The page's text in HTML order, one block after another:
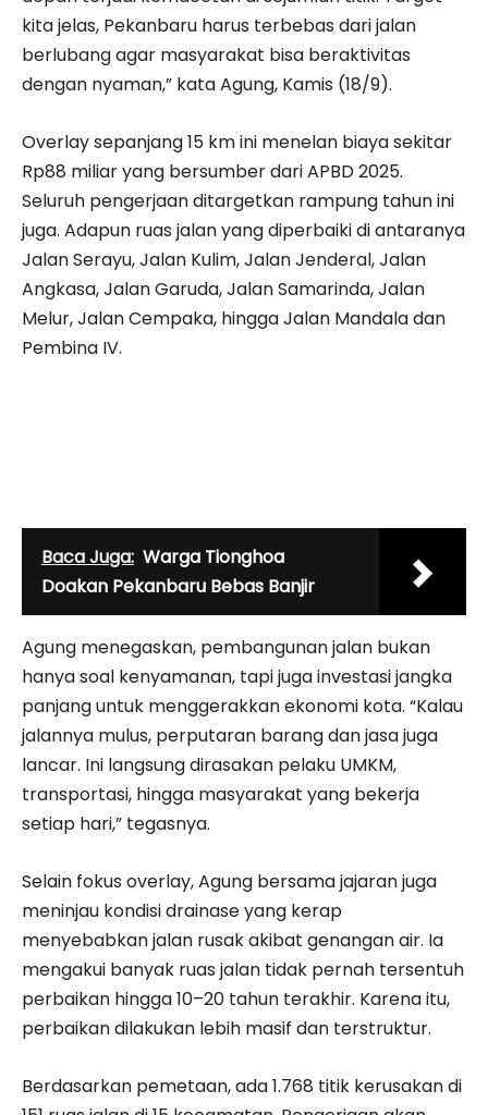
kita jelas, Pekanbaru harus terbebas dari jalan
berlubang agar masyarakat bisa beraktivitas
dengan nyaman,” kata Agung, Kamis (18/9).
Overlay sepanjang 15 km ini menelan biaya sekitar
Rp88 miliar yang bersumber dari APBD 2025.
Seluruh pengerjaan ditargetkan rampung tahun ini
juga. Adapun ruas jalan yang diperbaiki di antaranya
Jalan Serayu, Jalan Kulim, Jalan Jenderal, Jalan
Angkasa, Jalan Garuda, Jalan Samarinda, Jalan
Melur, Jalan Cempaka, hingga Jalan Mandala dan
Pembina IV.
Baca Juga: Warga Tionghoa
Doakan Pekanbaru Bebas Banjir
Agung menegaskan, pembangunan jalan bukan
hanya soal kenyamanan, tapi juga investasi jangka
panjang untuk menggerakkan ekonomi kota. “Kalau
jalannya mulus, perputaran barang dan jasa juga
lancar. Ini langsung dirasakan pelaku UMKM,
transportasi, hingga masyarakat yang bekerja
setiap hari,” tegasnya.
Selain fokus overlay, Agung bersama jajaran juga
meninjau kondisi drainase yang kerap
menyebabkan jalan rusak akibat genangan air. Ia
mengakui banyak ruas jalan tidak pernah tersentuh
perbaikan hingga 10–20 tahun terakhir. Karena itu,
perbaikan dilakukan lebih masif dan terstruktur.
Berdasarkan pemetaan, ada 1.768 titik kerusakan di